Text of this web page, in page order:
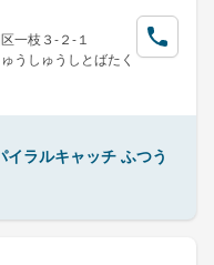
一枝３-２-１
うしゅうしとばたく
ラルキャッチ ふつう